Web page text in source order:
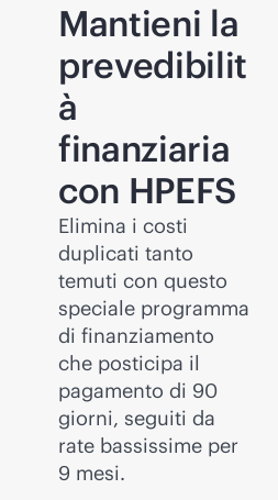
Mantieni la
prevedibilit
à
finanziaria
con HPEFS
Elimina i costi
duplicati tanto
temuti con questo
speciale programma
di finanziamento
che posticipa il
pagamento di 90
giorni, seguiti da
rate bassissime per
9 mesi.